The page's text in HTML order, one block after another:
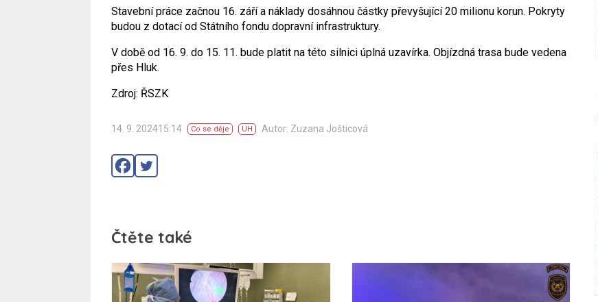
Stavební práce začnou 16. září a náklady dosáhnou částky převyšující 20 milionu korun. Pokryty
budou z dotací od Státního fondu dopravní infrastruktury.
V době od 16. 9. do 15. 11. bude platit na této silnici úplná uzavírka. Objízdná trasa bude vedena
přes Hluk.
Zdroj: ŘSZK
14. 9. 202415:14 Co se děje UH Autor: Zuzana Jošticová
Čtěte také